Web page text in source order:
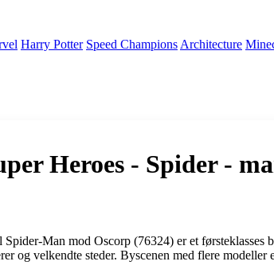
Harry Potter Speed Champions Architecture
Heroes - Spider -
Man mod Oscorp (76324) er et førsteklasses
og velkendte steder. Byscenen med flere